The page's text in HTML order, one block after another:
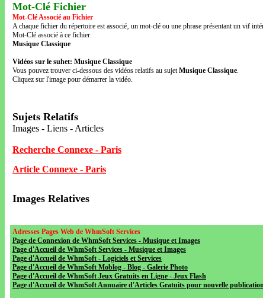
Mot-Clé Fichier
Mot-Clé Associé au Fichier
A chaque fichier du répertoire est associé‚ un mot-clé ou une phrase présentant un vif
Mot-Clé associé à ce fichier:
Musique Classique
Vidéos sur le suhet: Musique Classique
Vous pouvez trouver ci-dessous des vidéos relatifs au sujetMusique Classique.
Cliquez sur l'image pour démarrer la vidéo.
Sujets Relatifs
Images - Liens - Articles
Recherche Connexe - Paris
Article Connexe - Paris
Images Relatives
Adresses Pages Web de WhmSoft Services
Page de Connexion de WhmSoft Services - Musique et Images
Page d'Accueil de WhmSoft Services - Musique et Images
Page d'Accueil de WhmSoft - Logiciels et Services
Page d'Accueil de WhmSoft Moblog - Blog - Galerie Photo
Page d'Accueil de WhmSoft Jeux Gratuits en Ligne - Jeux Flash
Page d'Accueil de WhmSoft Annuaire d'Articles Gratuits pour nouvelle